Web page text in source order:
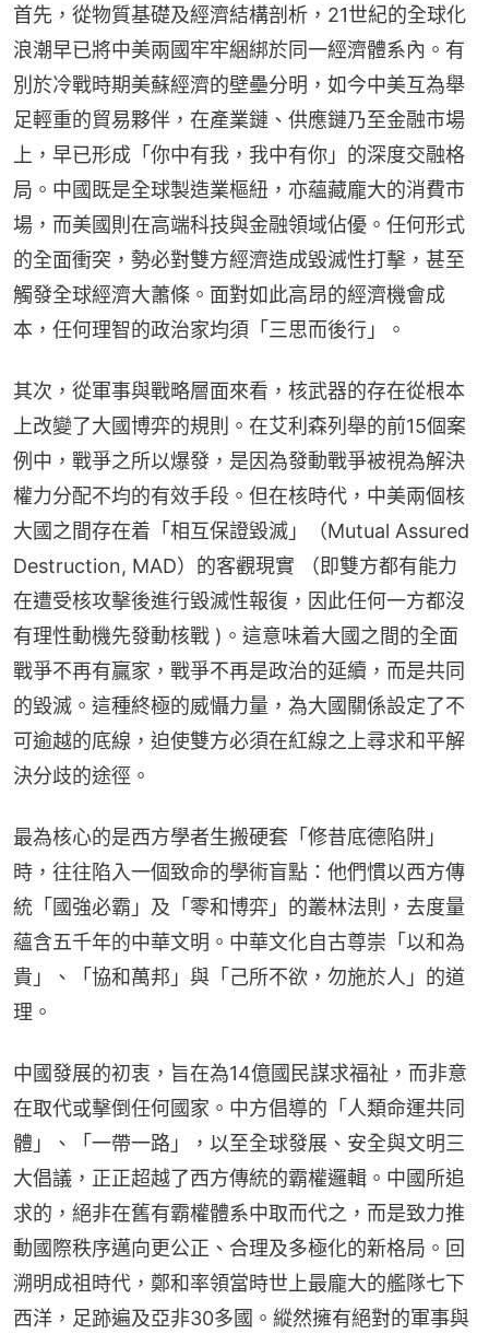
首先，從物質基礎及經濟結構剖析，21世紀的全球化
浪潮早已將中美兩國牢牢綑綁於同一經濟體系內。有
別於冷戰時期美蘇經濟的壁壘分明，如今中美互為舉
足輕重的貿易夥伴，在產業鏈、供應鏈乃至金融市場
上，早已形成「你中有我，我中有你」的深度交融格
局。中國既是全球製造業樞紐，亦蘊藏龐大的消費市
場，而美國則在高端科技與金融領域佔優。任何形式
的全面衝突，勢必對雙方經濟造成毀滅性打擊，甚至
觸發全球經濟大蕭條。面對如此高昂的經濟機會成
本，任何理智的政治家均須「三思而後行」。
其次，從軍事與戰略層面來看，核武器的存在從根本
上改變了大國博弈的規則。在艾利森列舉的前15個案
例中，戰爭之所以爆發，是因為發動戰爭被視為解決
權力分配不均的有效手段。但在核時代，中美兩個核
大國之間存在着「相互保證毀滅」（Mutual Assured
Destruction, MAD）的客觀現實 （即雙方都有能力
在遭受核攻擊後進行毀滅性報復，因此任何一方都沒
有理性動機先發動核戰 )。這意味着大國之間的全面
戰爭不再有贏家，戰爭不再是政治的延續，而是共同
的毀滅。這種終極的威懾力量，為大國關係設定了不
可逾越的底線，迫使雙方必須在紅線之上尋求和平解
決分歧的途徑。
最為核心的是西方學者生搬硬套「修昔底德陷阱」
時，往往陷入一個致命的學術盲點：他們慣以西方傳
統「國強必霸」及「零和博弈」的叢林法則，去度量
蘊含五千年的中華文明。中華文化自古尊崇「以和為
貴」、「協和萬邦」與「己所不欲，勿施於人」的道
理。
中國發展的初衷，旨在為14億國民謀求福祉，而非意
在取代或擊倒任何國家。中方倡導的「人類命運共同
體」、「一帶一路」，以至全球發展、安全與文明三
大倡議，正正超越了西方傳統的霸權邏輯。中國所追
求的，絕非在舊有霸權體系中取而代之，而是致力推
動國際秩序邁向更公正、合理及多極化的新格局。回
溯明成祖時代，鄭和率領當時世上最龐大的艦隊七下
西洋，足跡遍及亞非30多國。縱然擁有絕對的軍事與